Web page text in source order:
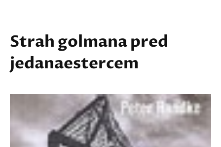
Strah golmana pred
jedanaestercem